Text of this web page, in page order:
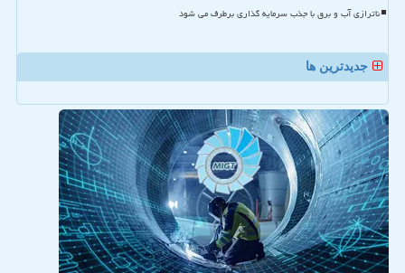
ناترازی آب و برق با جذب سرمایه گذاری برطرف می شود
جدیدترین ها